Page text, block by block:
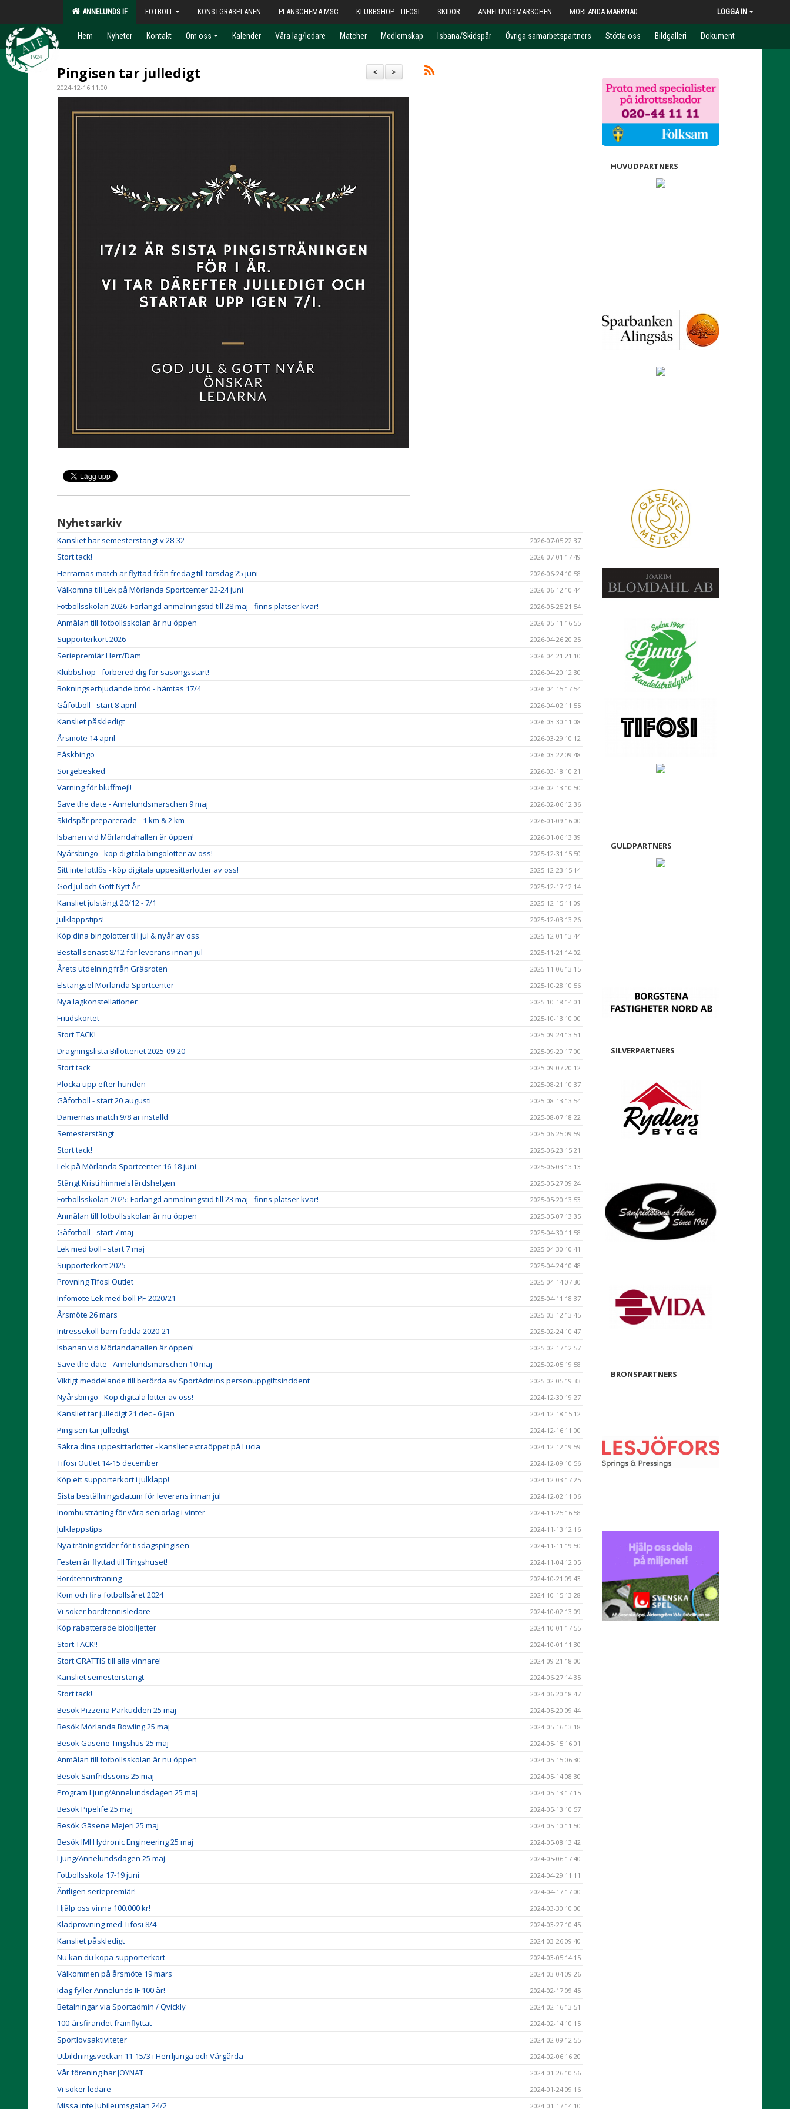
ANNELUNDS IF FOTBOLL KONSTGRÄSPLANEN PLANSCHEMA MSC KLUBBSHOP - TIFOSI SKIDOR ANNELUNDSMARSCHEN MÖRLANDA MARKNAD LOGGA IN
Hem Nyheter Kontakt Om oss Kalender Våra lag/ledare Matcher Medlemskap Isbana/Skidspår Övriga samarbetspartners Stötta oss Bildgalleri Dokument
>
<
Pingisen tar julledigt
2024-12-16 11:00
Nyhetsarkiv
Kansliet har semesterstängt v 28-32 2026-07-05 22:37
Stort tack! 2026-07-01 17:49
Herrarnas match är flyttad från fredag till torsdag 25 juni 2026-06-24 10:58
Välkomna till Lek på Mörlanda Sportcenter 22-24 juni 2026-06-12 10:44
Fotbollsskolan 2026: Förlängd anmälningstid till 28 maj - finns platser kvar! 2026-05-25 21:54
Anmälan till fotbollsskolan är nu öppen 2026-05-11 16:55
Supporterkort 2026 2026-04-26 20:25
Seriepremiär Herr/Dam 2026-04-21 21:10
Klubbshop - förbered dig för säsongsstart! 2026-04-20 12:30
Bokningserbjudande bröd - hämtas 17/4 2026-04-15 17:54
Gåfotboll - start 8 april 2026-04-02 11:55
Kansliet påskledigt 2026-03-30 11:08
Årsmöte 14 april 2026-03-29 10:12
Påskbingo 2026-03-22 09:48
Sorgebesked 2026-03-18 10:21
Varning för bluffmejl! 2026-02-13 10:50
Save the date - Annelundsmarschen 9 maj 2026-02-06 12:36
Skidspår preparerade - 1 km & 2 km 2026-01-09 16:00
Isbanan vid Mörlandahallen är öppen! 2026-01-06 13:39
Nyårsbingo - köp digitala bingolotter av oss! 2025-12-31 15:50
Sitt inte lottlös - köp digitala uppesittarlotter av oss! 2025-12-23 15:14
God Jul och Gott Nytt År 2025-12-17 12:14
Kansliet julstängt 20/12 - 7/1 2025-12-15 11:09
Julklappstips! 2025-12-03 13:26
Köp dina bingolotter till jul & nyår av oss 2025-12-01 13:44
Beställ senast 8/12 för leverans innan jul 2025-11-21 14:02
Årets utdelning från Gräsroten 2025-11-06 13:15
Elstängsel Mörlanda Sportcenter 2025-10-28 10:56
Nya lagkonstellationer 2025-10-18 14:01
Fritidskortet 2025-10-13 10:00
Stort TACK! 2025-09-24 13:51
Dragningslista Billotteriet 2025-09-20 2025-09-20 17:00
Stort tack 2025-09-07 20:12
Plocka upp efter hunden 2025-08-21 10:37
Gåfotboll - start 20 augusti 2025-08-13 13:54
Damernas match 9/8 är inställd 2025-08-07 18:22
Semesterstängt 2025-06-25 09:59
Stort tack! 2025-06-23 15:21
Lek på Mörlanda Sportcenter 16-18 juni 2025-06-03 13:13
Stängt Kristi himmelsfärdshelgen 2025-05-27 09:24
Fotbollsskolan 2025: Förlängd anmälningstid till 23 maj - finns platser kvar! 2025-05-20 13:53
Anmälan till fotbollsskolan är nu öppen 2025-05-07 13:35
Gåfotboll - start 7 maj 2025-04-30 11:58
Lek med boll - start 7 maj 2025-04-30 10:41
Supporterkort 2025 2025-04-24 10:48
Provning Tifosi Outlet 2025-04-14 07:30
Infomöte Lek med boll PF-2020/21 2025-04-11 18:37
Årsmöte 26 mars 2025-03-12 13:45
Intressekoll barn födda 2020-21 2025-02-24 10:47
Isbanan vid Mörlandahallen är öppen! 2025-02-17 12:57
Save the date - Annelundsmarschen 10 maj 2025-02-05 19:58
Viktigt meddelande till berörda av SportAdmins personuppgiftsincident 2025-02-05 19:33
Nyårsbingo - Köp digitala lotter av oss! 2024-12-30 19:27
Kansliet tar julledigt 21 dec - 6 jan 2024-12-18 15:12
Pingisen tar julledigt 2024-12-16 11:00
Säkra dina uppesittarlotter - kansliet extraöppet på Lucia 2024-12-12 19:59
Tifosi Outlet 14-15 december 2024-12-09 10:56
Köp ett supporterkort i julklapp! 2024-12-03 17:25
Sista beställningsdatum för leverans innan jul 2024-12-02 11:06
Inomhusträning för våra seniorlag i vinter 2024-11-25 16:58
Julklappstips 2024-11-13 12:16
Nya träningstider för tisdagspingisen 2024-11-11 19:50
Festen är flyttad till Tingshuset! 2024-11-04 12:05
Bordtennisträning 2024-10-21 09:43
Kom och fira fotbollsåret 2024 2024-10-15 13:28
Vi söker bordtennisledare 2024-10-02 13:09
Köp rabatterade biobiljetter 2024-10-01 17:55
Stort TACK!! 2024-10-01 11:30
Stort GRATTIS till alla vinnare! 2024-09-21 18:00
Kansliet semesterstängt 2024-06-27 14:35
Stort tack! 2024-06-20 18:47
Besök Pizzeria Parkudden 25 maj 2024-05-20 09:44
Besök Mörlanda Bowling 25 maj 2024-05-16 13:18
Besök Gäsene Tingshus 25 maj 2024-05-15 16:01
Anmälan till fotbollsskolan är nu öppen 2024-05-15 06:30
Besök Sanfridssons 25 maj 2024-05-14 08:30
Program Ljung/Annelundsdagen 25 maj 2024-05-13 17:15
Besök Pipelife 25 maj 2024-05-13 10:57
Besök Gäsene Mejeri 25 maj 2024-05-10 11:50
Besök IMI Hydronic Engineering 25 maj 2024-05-08 13:42
Ljung/Annelundsdagen 25 maj 2024-05-06 17:40
Fotbollsskola 17-19 juni 2024-04-29 11:11
Äntligen seriepremiär! 2024-04-17 17:00
Hjälp oss vinna 100.000 kr! 2024-03-30 10:00
Klädprovning med Tifosi 8/4 2024-03-27 10:45
Kansliet påskledigt 2024-03-26 09:40
Nu kan du köpa supporterkort 2024-03-05 14:15
Välkommen på årsmöte 19 mars 2024-03-04 09:26
Idag fyller Annelunds IF 100 år! 2024-02-17 09:45
Betalningar via Sportadmin / Qvickly 2024-02-16 13:51
100-årsfirandet framflyttat 2024-02-14 10:15
Sportlovsaktiviteter 2024-02-09 12:55
Utbildningsveckan 11-15/3 i Herrljunga och Vårgårda 2024-02-06 16:20
Vår förening har JOYNAT 2024-01-26 10:56
Vi söker ledare 2024-01-24 09:16
Missa inte Jubileumsgalan 24/2 2024-01-17 14:10
HUVUDPARTNERS
GULDPARTNERS
SILVERPARTNERS
BRONSPARTNERS